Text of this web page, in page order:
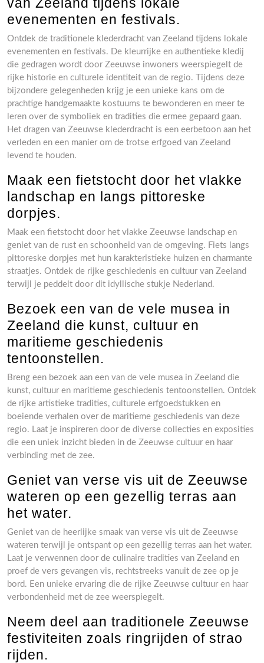
evenementen en festivals.
Ontdek de traditionele klederdracht van Zeeland tijdens lokale
evenementen en festivals. De kleurrijke en authentieke kledij
die gedragen wordt door Zeeuwse inwoners weerspiegelt de
rijke historie en culturele identiteit van de regio. Tijdens deze
bijzondere gelegenheden krijg je een unieke kans om de
prachtige handgemaakte kostuums te bewonderen en meer te
leren over de symboliek en tradities die ermee gepaard gaan.
Het dragen van Zeeuwse klederdracht is een eerbetoon aan het
verleden en een manier om de trotse erfgoed van Zeeland
levend te houden.
Maak een fietstocht door het vlakke
landschap en langs pittoreske
dorpjes.
Maak een fietstocht door het vlakke Zeeuwse landschap en
geniet van de rust en schoonheid van de omgeving. Fiets langs
pittoreske dorpjes met hun karakteristieke huizen en charmante
straatjes. Ontdek de rijke geschiedenis en cultuur van Zeeland
terwijl je peddelt door dit idyllische stukje Nederland.
Bezoek een van de vele musea in
Zeeland die kunst, cultuur en
maritieme geschiedenis
tentoonstellen.
Breng een bezoek aan een van de vele musea in Zeeland die
kunst, cultuur en maritieme geschiedenis tentoonstellen. Ontdek
de rijke artistieke tradities, culturele erfgoedstukken en
boeiende verhalen over de maritieme geschiedenis van deze
regio. Laat je inspireren door de diverse collecties en exposities
die een uniek inzicht bieden in de Zeeuwse cultuur en haar
verbinding met de zee.
Geniet van verse vis uit de Zeeuwse
wateren op een gezellig terras aan
het water.
Geniet van de heerlijke smaak van verse vis uit de Zeeuwse
wateren terwijl je ontspant op een gezellig terras aan het water.
Laat je verwennen door de culinaire tradities van Zeeland en
proef de vers gevangen vis, rechtstreeks vanuit de zee op je
bord. Een unieke ervaring die de rijke Zeeuwse cultuur en haar
verbondenheid met de zee weerspiegelt.
Neem deel aan traditionele Zeeuwse
festiviteiten zoals ringrijden of strao
rijden.